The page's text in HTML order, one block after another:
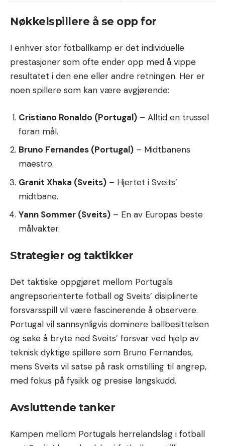
Nøkkelspillere å se opp for
I enhver stor fotballkamp er det individuelle
prestasjoner som ofte ender opp med å vippe
resultatet i den ene eller andre retningen. Her er
noen spillere som kan være avgjørende:
Cristiano Ronaldo (Portugal) – Alltid en trussel
foran mål.
Bruno Fernandes (Portugal) – Midtbanens
maestro.
Granit Xhaka (Sveits) – Hjertet i Sveits’
midtbane.
Yann Sommer (Sveits) – En av Europas beste
målvakter.
Strategier og taktikker
Det taktiske oppgjøret mellom Portugals
angrepsorienterte fotball og Sveits’ disiplinerte
forsvarsspill vil være fascinerende å observere.
Portugal vil sannsynligvis dominere ballbesittelsen
og søke å bryte ned Sveits’ forsvar ved hjelp av
teknisk dyktige spillere som Bruno Fernandes,
mens Sveits vil satse på rask omstilling til angrep,
med fokus på fysikk og presise langskudd.
Avsluttende tanker
Kampen mellom Portugals herrelandslag i fotball